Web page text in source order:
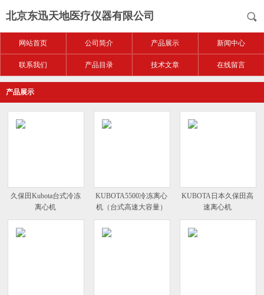
北京东迅天地医疗仪器有限公司
网站首页 公司简介 产品展示 新闻中心
联系我们 产品目录 技术文章 在线留言
产品展示
久保田Kubota台式冷冻
离心机
KUBOTA5500冷冻离心
机（台式高速大容量）
KUBOTA日本久保田高
速离心机